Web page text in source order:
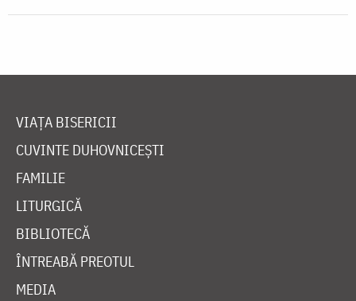
VIAȚA BISERICII
CUVINTE DUHOVNICEȘTI
FAMILIE
LITURGICĂ
BIBLIOTECĂ
ÎNTREABĂ PREOTUL
MEDIA